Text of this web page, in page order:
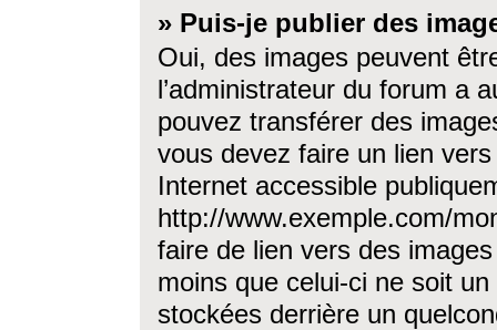
» Puis-je publier des
Oui, des images peuvent
l’administrateur du forum a
pouvez transférer des
vous devez faire un lien
Internet accessible
http://www.exemple.com/
faire de lien vers des
moins que celui-ci ne soit
stockées derrière un